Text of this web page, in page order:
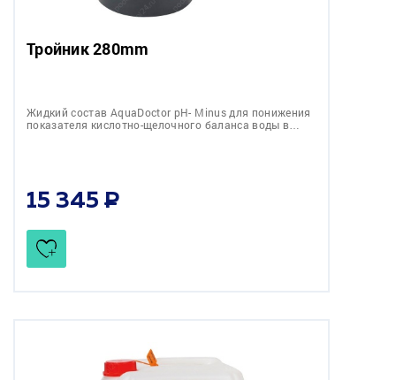
Тройник 280mm
Жидкий состав AquaDoctor pH- Minus для понижения
показателя кислотно-щелочного баланса воды в…
15 345